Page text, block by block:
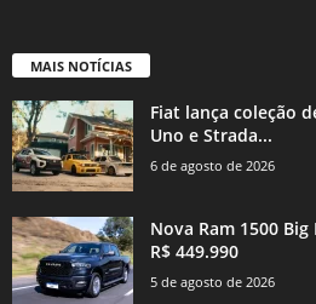
MAIS NOTÍCIAS
Fiat lança coleção
Uno e Strada...
6 de agosto de 2026
Nova Ram 1500
R$ 449.990
5 de agosto de 2026